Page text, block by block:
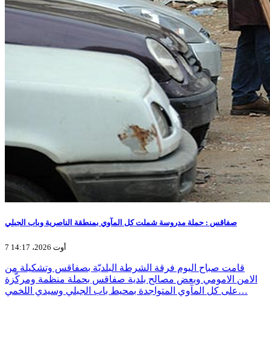
صفاقس : حملة مدروسة شملت كل المآوي بمنطقة الناصرية وباب الجبلي
7 أوت 2026، 14:17
قامت صباح اليوم فرقة الشرطة البلديّة بصفاقس وتشكيلة من
الامن الامومي وبعض مصالح بلدية صفاقس بحملة منظمة ومركّزة
على كل المآوي المتواجدة بمحيط باب الجبلي وسيدي اللخمي…